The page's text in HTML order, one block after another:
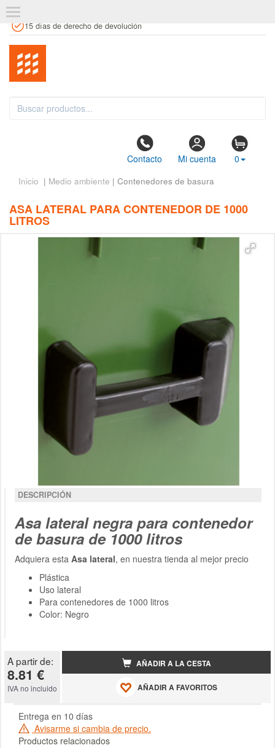
15 días de derecho de devolución
Contacto Mi cuenta 0
Inicio | Medio ambiente | Contenedores de basura
ASA LATERAL PARA CONTENEDOR DE 1000
LITROS
DESCRIPCIÓN
Asa lateral negra para contenedor
de basura de 1000 litros
Adquiera esta Asa lateral, en nuestra tienda al mejor precio
Plástica
Uso lateral
Para contenedores de 1000 litros
Color: Negro
A partir de:
8.81 €
IVA no incluido
AÑADIR A LA CESTA
AÑADIR A FAVORITOS
Entrega en 10 días
Avisarme si cambia de precio.
Productos relacionados